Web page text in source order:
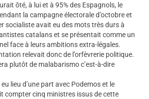
ôté, à lui et à 95% des Espagnols, le
la campagne électorale d’octobre et
socialiste avait eu des mots très durs à
catalans et se présentait comme un
face à leurs ambitions extra-légales.
relevait donc de l’orfèvrerie politique.
plutôt de malabarismo c’est-à-dire
lieu d’une part avec Podemos et le
compter cinq ministres issus de cette